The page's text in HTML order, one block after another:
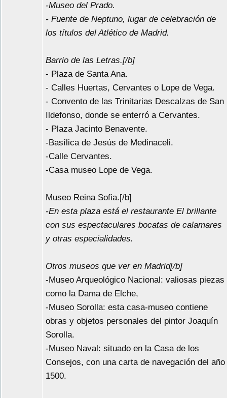
-Museo del Prado.
- Fuente de Neptuno, lugar de celebración de
los títulos del Atlético de Madrid.
Barrio de las Letras.[/b]
- Plaza de Santa Ana.
- Calles Huertas, Cervantes o Lope de Vega.
- Convento de las Trinitarias Descalzas de San
Ildefonso, donde se enterró a Cervantes.
- Plaza Jacinto Benavente.
-Basílica de Jesús de Medinaceli.
-Calle Cervantes.
-Casa museo Lope de Vega.
Museo Reina Sofia.[/b]
-En esta plaza está el restaurante El brillante
con sus espectaculares bocatas de calamares
y otras especialidades.
Otros museos que ver en Madrid[/b]
-Museo Arqueológico Nacional: valiosas piezas
como la Dama de Elche,
-Museo Sorolla: esta casa-museo contiene
obras y objetos personales del pintor Joaquín
Sorolla.
-Museo Naval: situado en la Casa de los
Consejos, con una carta de navegación del año
1500.